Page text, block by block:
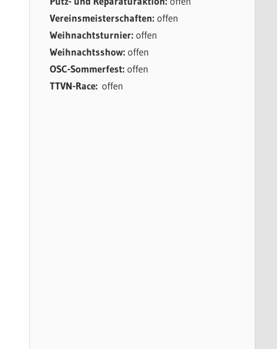
Vereinsmeisterschaften: offen
Weihnachtsturnier: offen
Weihnachtsshow: offen
OSC-Sommerfest: offen
TTVN-Race: offen